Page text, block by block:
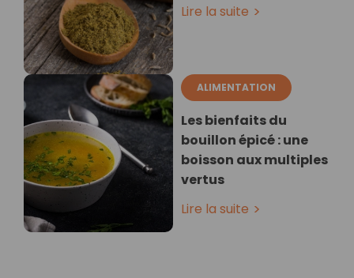
Lire la suite
ALIMENTATION
Les bienfaits du
bouillon épicé : une
boisson aux multiples
vertus
Lire la suite